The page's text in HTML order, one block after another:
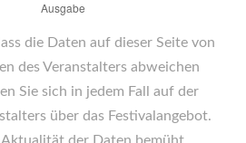
die Daten auf dieser Seite von
des Veranstalters abweichen
Sie sich in jedem Fall auf der
über das Festivalangebot.